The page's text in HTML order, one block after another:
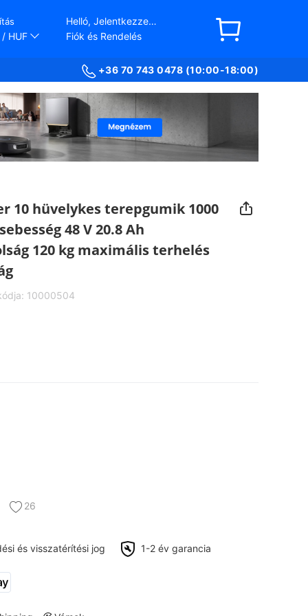
/ HUF
Helló, Jelentkezzen be
Fiók és Rendelés
+36 70 743 0478 (10:00-18:00)
10 hüvelykes terepgumik 1000
48 V 20.8 Ah
120 kg maximális terhelés
10000504
26
és visszatérítési jog 1-2 év garancia